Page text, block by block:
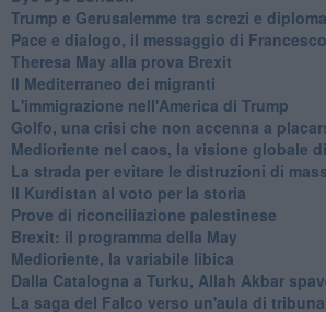
Trump e Gerusalemme tra screzi e
Pace e dialogo, il messaggio di
Theresa May alla prova Brexit
Il Mediterraneo dei migranti
L'immigrazione nell'America di Trump
Golfo, una crisi che non accenna a
Medioriente nel caos, la visione globale
La strada per evitare le distruzioni di
Il Kurdistan al voto per la storia
Prove di riconciliazione palestinese
Brexit: il programma della May
Medioriente, la variabile libica
Dalla Catalogna a Turku, Allah Akbar
La saga del Falco verso un'aula di